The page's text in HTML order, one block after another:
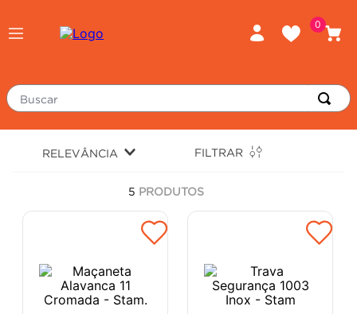
0
Buscar
RELEVÂNCIA FILTRAR
5 PRODUTOS
massa corrida
chuveiro